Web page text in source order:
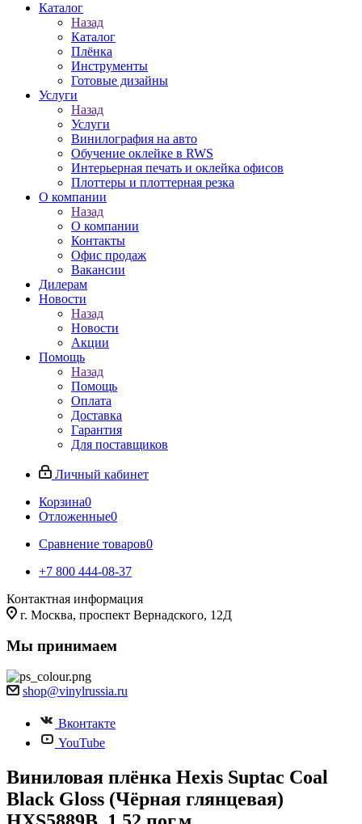
Каталог
Назад
Каталог
Плёнка
Инструменты
Готовые дизайны
Услуги
Назад
Услуги
Винилография на авто
Обучение оклейке в RWS
Интерьерная печать и оклейка офисов
Плоттеры и плоттерная резка
О компании
Назад
О компании
Контакты
Офис продаж
Вакансии
Дилерам
Новости
Назад
Новости
Акции
Помощь
Назад
Помощь
Оплата
Доставка
Гарантия
Для поставщиков
Личный кабинет
Корзина0
Отложенные0
Сравнение товаров0
+7 800 444-08-37
Контактная информация
г. Москва, проспект Вернадского, 12Д
Мы принимаем
shop@vinylrussia.ru
Вконтакте
YouTube
Виниловая плёнка Hexis Suptac Coal
Black Gloss (Чёрная глянцевая)